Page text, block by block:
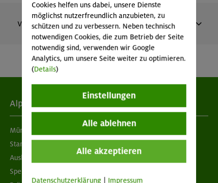
Vergangene Veranstaltungen
Wildkräuterwanderung vom Spitzingsee zur
Schönfeldhütte
Bayerische Voralpen (Schlierseer Berge)
Technik:
,
,
MUC-26-1091
Datum
Alpenverein
München & Oberland
Standorte
Ausbildung & Jobs
Spenden
Cookies helfen uns dabei, unsere Dienste
möglichst nutzerfreundlich anzubieten, zu
schützen und zu verbessern. Neben technisch
notwendigen Cookies, die zum Betrieb der Seite
notwendig sind, verwenden wir Google
Analytics, um unsere Seite weiter zu optimieren.
(Details)
Einstellungen
Alle ablehnen
Alle akzeptieren
Datenschutzerklärung Impressum